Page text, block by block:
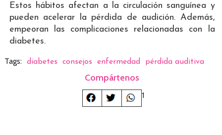
Estos hábitos afectan a la circulación sanguínea y
pueden acelerar la pérdida de audición. Además,
empeoran las complicaciones relacionadas con la
diabetes.
Tags: diabetes consejos enfermedad pérdida auditiva
Compártenos
1